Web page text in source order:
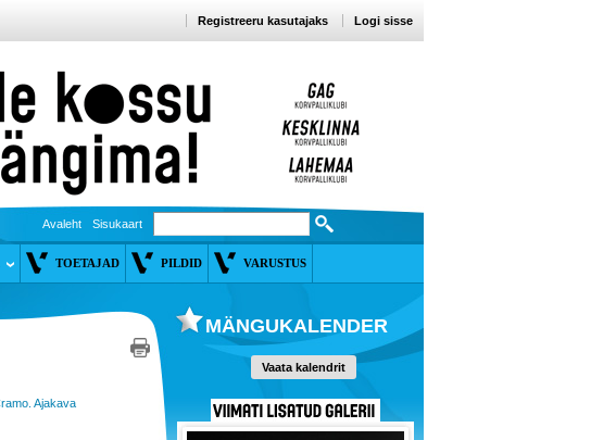
Registreeru kasutajaks Logi sisse
Avaleht Sisukaart
TOETAJAD PILDID VARUSTUS
Ajakava
MÄNGUKALENDER
Vaata kalendrit